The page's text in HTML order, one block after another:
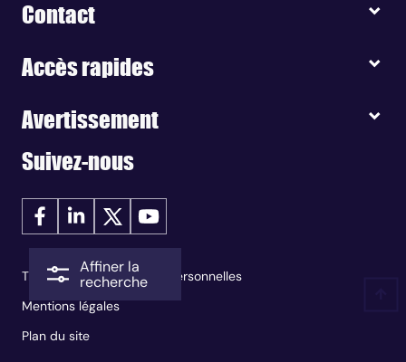
Affiner la
recherche
Contact
Accès rapides
Avertissement
Suivez-nous
Traitement des données personnelles
Mentions légales
Plan du site